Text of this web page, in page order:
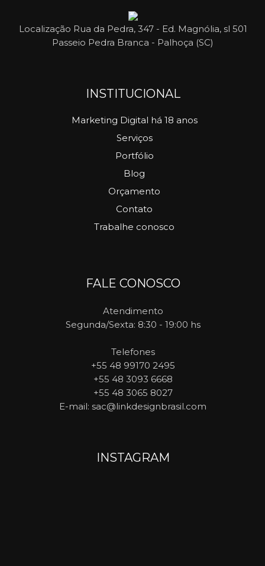
Localização Rua da Pedra, 347 - Ed. Magnólia, sl 501
Passeio Pedra Branca - Palhoça (SC)
INSTITUCIONAL
Marketing Digital há 18 anos
Serviços
Portfólio
Blog
Orçamento
Contato
Trabalhe conosco
FALE CONOSCO
Atendimento
Segunda/Sexta: 8:30 - 19:00 hs
Telefones
+55 48 99170 2495
+55 48 3093 6668
+55 48 3065 8027
E-mail: sac@linkdesignbrasil.com
INSTAGRAM